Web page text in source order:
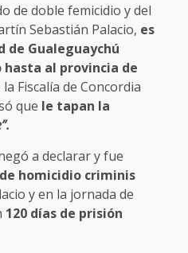
de doble femicidio y del
Sebastián Palacio, es
de Gualeguaychú
al provincia de
Fiscalía de Concordia
que le tapan la
a declarar y fue
de homicidio criminis
y en la jornada de
120 días de prisión